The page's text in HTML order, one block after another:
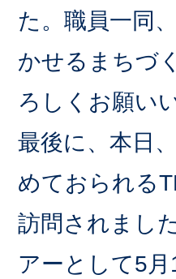
た。職員一同
かせるまちづ
ろしくお願い
最後に、本日
めておられる
訪問されまし
アーとして5